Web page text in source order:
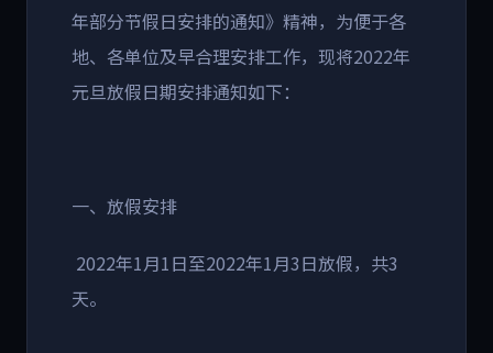
年部分节假日安排的通知》精神，为便于各
地、各单位及早合理安排工作，现将2022年
元旦放假日期安排通知如下：
一、放假安排
2022年1月1日至2022年1月3日放假，共3
天。